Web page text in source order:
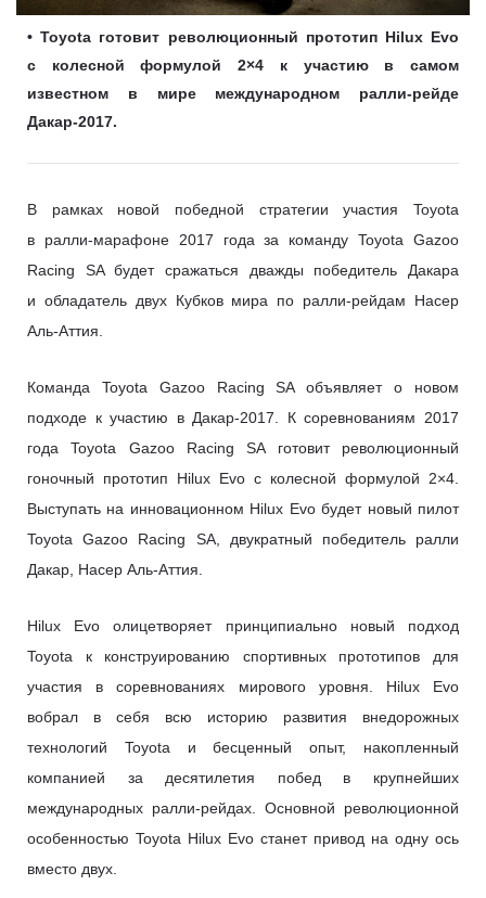
• Toyota готовит революционный прототип Hilux Evo
с колесной формулой 2×4 к участию в самом
известном в мире международном ралли-рейде
Дакар-2017.
В рамках новой победной стратегии участия Toyota
в ралли-марафоне 2017 года за команду Toyota Gazoo
Racing SA будет сражаться дважды победитель Дакара
и обладатель двух Кубков мира по ралли-рейдам Насер
Аль-Аттия.
Команда Toyota Gazoo Racing SA объявляет о новом
подходе к участию в Дакар-2017. К соревнованиям 2017
года Toyota Gazoo Racing SA готовит революционный
гоночный прототип Hilux Evo с колесной формулой 2×4.
Выступать на инновационном Hilux Evo будет новый пилот
Toyota Gazoo Racing SA, двукратный победитель ралли
Дакар, Насер Аль-Аттия.
Hilux Evo олицетворяет принципиально новый подход
Toyota к конструированию спортивных прототипов для
участия в соревнованиях мирового уровня. Hilux Evo
вобрал в себя всю историю развития внедорожных
технологий Toyota и бесценный опыт, накопленный
компанией за десятилетия побед в крупнейших
международных ралли-рейдах. Основной революционной
особенностью Toyota Hilux Evo станет привод на одну ось
вместо двух.